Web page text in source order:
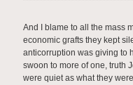
And I blame to all the mass
economic grafts they kept
anticorruption was giving to
swoon to more of one, truth
were quiet as what they